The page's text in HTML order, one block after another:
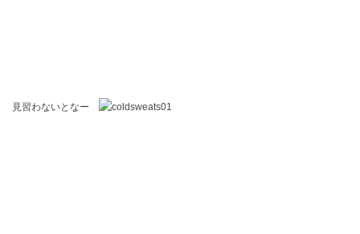
見習わないとなー